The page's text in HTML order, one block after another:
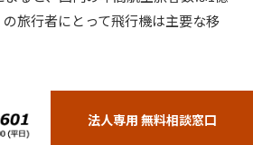
旅行者にとって飛行機は主要な移
お得なセール情報」は、旅行を計
って非常に価値が高く、
法人専用 無料相談窓口